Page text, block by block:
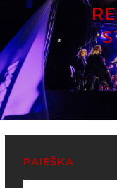
PAIEŠKA